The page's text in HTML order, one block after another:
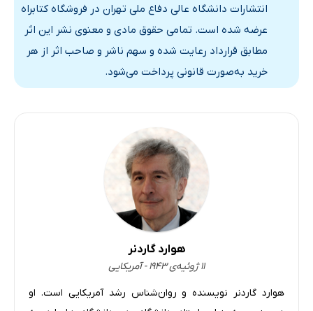
انتشارات دانشگاه عالی دفاع ملی تهران در فروشگاه کتابراه
عرضه شده است. تمامی حقوق مادی و معنوی نشر این اثر
مطابق قرارداد رعایت شده و سهم ناشر و صاحب اثر از هر
خرید به‌صورت قانونی پرداخت می‌شود.
هوارد گاردنر
۱۱ ژوئیه‌ی ۱۹۴۳ - آمریکایی
هوارد گاردنر نویسنده و روان‌شناس رشد آمریکایی‌ است. او